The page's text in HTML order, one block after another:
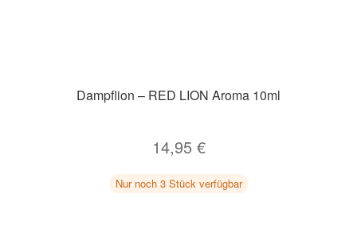
Dampflion – RED LION Aroma 10ml
14,95 €
Nur noch 3 Stück verfügbar